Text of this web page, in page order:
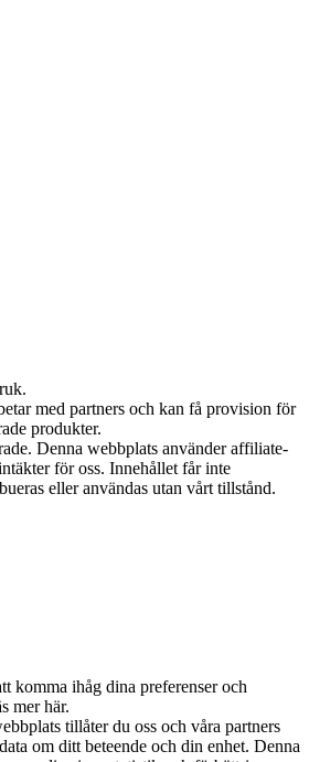
med partners och kan få provision för
produkter.
Denna webbplats använder affiliate-
för oss. Innehållet får inte
eller användas utan vårt tillstånd.
komma ihåg dina preferenser och
mer här.
tillåter du oss och våra partners
om ditt beteende och din enhet. Denna